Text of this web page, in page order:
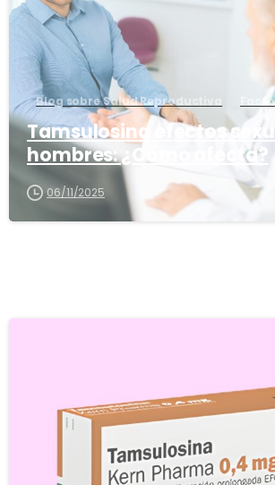
Blog sobre Salud Reproductiva
Tamsulosina efectos
hombres: ¿Cómo afecta?
06/11/2025